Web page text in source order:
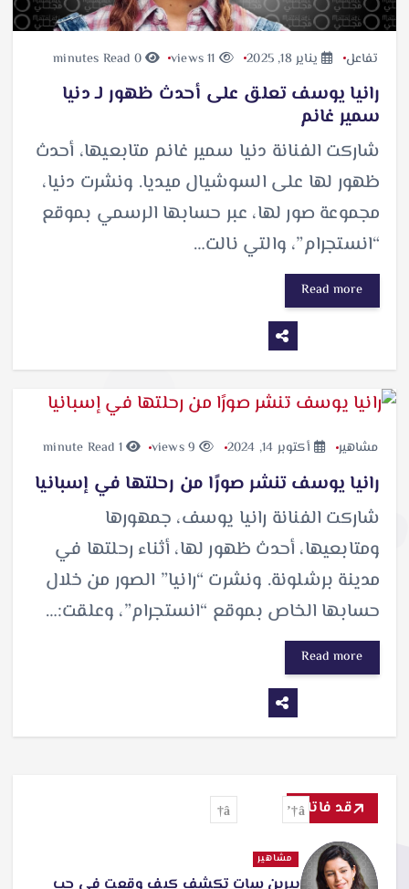
تفاعل يناير 18, 2025 0 minutes Read
رانيا يوسف تعلق على أحدث ظهور لـ دنيا
سمير غانم
شاركت الفنانة دنيا سمير غانم متابعيها، أحدث
ظهور لها على السوشيال ميديا. ونشرت دنيا،
مجموعة صور لها، عبر حسابها الرسمي بموقع
“انستجرام”، والتي نالت…
Read more
مشاهير أكتوبر 14, 2024 9 views
1 minute Read
رانيا يوسف تنشر صورًا من رحلتها في إسبانيا
شاركت الفنانة رانيا يوسف، جمهورها
ومتابعيها، أحدث ظهور لها، أثناء رحلتها في
مدينة برشلونة. ونشرت “رانيا” الصور من خلال
حسابها الخاص بموقع “انستجرام”، وعلقت:…
Read more
قد فاتك
مشاهير